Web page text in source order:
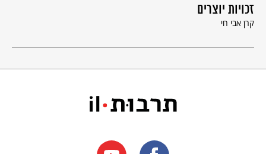
זכויות יוצרים
קרן אבי חי